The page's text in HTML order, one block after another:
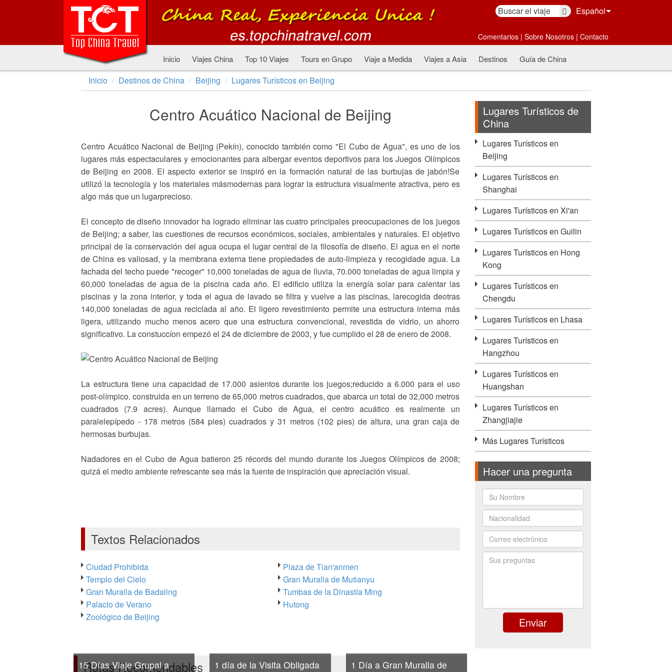
Español
Comentarios | Sobre Nosotros | Contacto
Inicio Viajes China Top 10 Viajes Tours en Grupo Viaje a Medida Viajes a Asia Destinos Guía de China
Inicio Destinos de China Beijing Lugares Turísticos en Beijing
Centro Acuático Nacional de Beijing
Centro Acuático Nacional de Beijing (Pekín), conocido también como "El Cubo de Agua", es uno de los
lugares más espectaculares y emocionantes para albergar eventos deportivos para los Juegos Olímpicos
de Beijing en 2008. El aspecto exterior se inspiró en la formación natural de las burbujas de jabón!Se
utilizó la tecnología y los materiales másmodernas para lograr la estructura visualmente atractiva, pero es
algo más que un lugarprecioso.
El concepto de diseño innovador ha logrado eliminar las cuatro principales preocupaciones de los juegos
de Beijing; a saber, las cuestiones de recursos económicos, sociales, ambientales y naturales. El objetivo
principal de la conservación del agua ocupa el lugar central de la filosofía de diseño. El agua en el norte
de China es valiosad, y la membrana externa tiene propiedades de auto-limpieza y recogidade agua. La
fachada del techo puede "recoger" 10,000 toneladas de agua de lluvia, 70.000 toneladas de agua limpia y
60,000 toneladas de agua de la piscina cada año. El edificio utiliza la energía solar para calentar las
piscinas y la zona interior, y toda el agua de lavado se filtra y vuelve a las piscinas, larecogida deotras
140,000 toneladas de agua reciclada al año. El ligero revestimiento permite una estructura interna más
ligera, utilizando mucho menos acero que una estructura convencional, revestida de vidrio, un ahorro
significativo. La constuccíon empezó el 24 de diciembre de 2003, y fue cumplido el 28 de enero de 2008.
La estructura tiene una capacidad de 17.000 asientos durante los juegos;reducido a 6.000 para el uso
post-olímpico. construida en un terreno de 65,000 metros cuadrados, que abarca un total de 32,000 metros
cuadrados (7.9 acres). Aunque llamado el Cubo de Agua, el centro acuático es realmente un
paralelepípedo - 178 metros (584 pies) cuadrados y 31 metros (102 pies) de altura, una gran caja de
hermosas burbujas.
Nadadores en el Cubo de Agua batieron 25 récords del mundo durante los Juegos Olímpicos de 2008;
quizá el medio ambiente refrescante sea más la fuente de inspiración que apreciación visual.
Textos Relacionados
Ciudad Prohibida
Plaza de Tian'anmen
Templo del Cielo
Gran Muralla de Mutianyu
Gran Muralla de Badaling
Tumbas de la Dinastía Ming
Palacio de Verano
Hutong
Zoológico de Beijing
Rutas Recomendables
15 Días Viaje Grupal a
1 día de la Visita Obligada
1 Día a Gran Muralla de
Lugares Turísticos de
China
Lugares Turísticos en
Beijing
Lugares Turísticos en
Shanghai
Lugares Turísticos en Xi'an
Lugares Turísticos en Guilin
Lugares Turísticos en Hong
Kong
Lugares Turísticos en
Chengdu
Lugares Turísticos en Lhasa
Lugares Turísticos en
Hangzhou
Lugares Turísticos en
Huangshan
Lugares Turísticos en
Zhangjiajie
Más Lugares Turísticos
Hacer una pregunta